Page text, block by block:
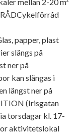
papper, plast
slängs på
ner på
kan slängas i
längst ner på
(Irisgatan
torsdagar kl. 17-
aktivitetslokal